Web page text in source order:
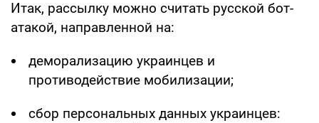
Итак, рассылку можно считать русской бот-
атакой, направленной на:
деморализацию украинцев и
противодействие мобилизации;
сбор персональных данных украинцев: